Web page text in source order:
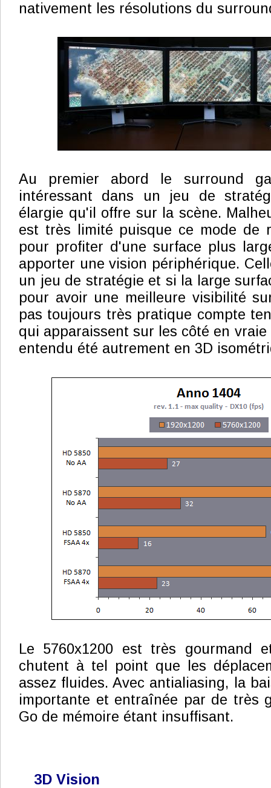
nativement les résolutions du
Au premier abord le surround
intéressant dans un jeu de
élargie qu'il offre sur la scène.
est très limité puisque ce mode de
pour profiter d'une surface plus
apporter une vision périphérique.
un jeu de stratégie et si la large
pour avoir une meilleure visibilité
pas toujours très pratique compte
qui apparaissent sur les côté en
entendu été autrement en 3D
Le 5760x1200 est très gourmand
chutent à tel point que les
assez fluides. Avec antialiasing, la
importante et entraînée par de très
Go de mémoire étant insuffisant.
3D Vision